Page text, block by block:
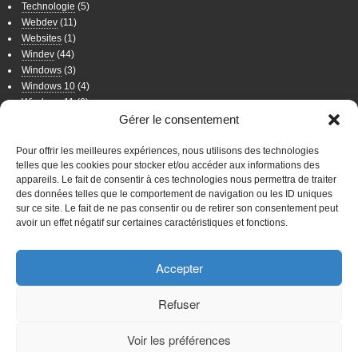
Gérer le consentement
Pour offrir les meilleures expériences, nous utilisons des technologies
telles que les cookies pour stocker et/ou accéder aux informations des
appareils. Le fait de consentir à ces technologies nous permettra de traiter
des données telles que le comportement de navigation ou les ID uniques
sur ce site. Le fait de ne pas consentir ou de retirer son consentement peut
avoir un effet négatif sur certaines caractéristiques et fonctions.
Accepter
Refuser
Voir les préférences
Technologie (5)
Webdev (11)
Websites (1)
Windev (44)
Windows (3)
Windows 10 (4)
Windows 11(6)
Wordpress(8)
WordPress
Connexion
confidentialité
Marketed By Neil Patel